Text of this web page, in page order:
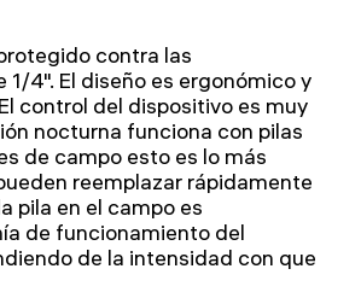
contra las
4". El diseño es ergonómico y
control del dispositivo es muy
nocturna funciona con pilas
de campo esto es lo más
reemplazar rápidamente
pila en el campo es
de funcionamiento del
de la intensidad con que